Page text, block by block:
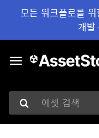
모든 워크플로를 위
개
에셋 검색